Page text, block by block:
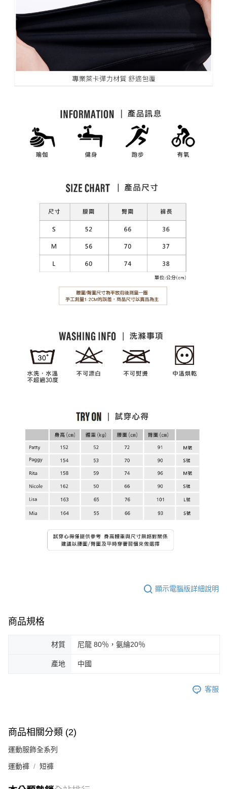
顯示電腦版詳細說明
商品規格
材質 尼龍 80％，氨綸20％
產地 中國
客服
商品相關分類 (2)
運動服飾全系列
運動褲 短褲